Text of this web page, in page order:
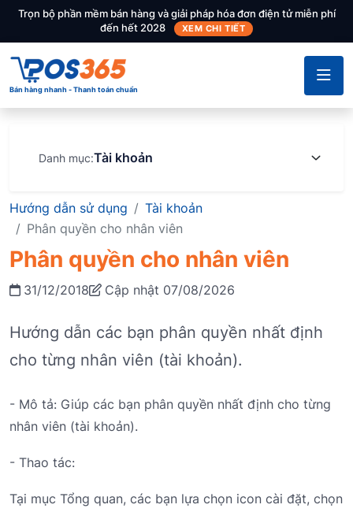
Trọn bộ phần mềm bán hàng và giải pháp hóa đơn điện tử miễn phí
đến hết 2028
XEM CHI TIẾT
Bán hàng nhanh - Thanh toán chuẩn
Danh mục:Tài khoản
Hướng dẫn sử dụng
Tài khoản
Phân quyền cho nhân viên
Phân quyền cho nhân viên
31/12/2018 Cập nhật 07/08/2026
Hướng dẫn các bạn phân quyền nhất định
cho từng nhân viên (tài khoản).
- Mô tả: Giúp các bạn phân quyền nhất định cho từng
nhân viên (tài khoản).
- Thao tác:
Tại mục Tổng quan, các bạn lựa chọn icon cài đặt, chọn